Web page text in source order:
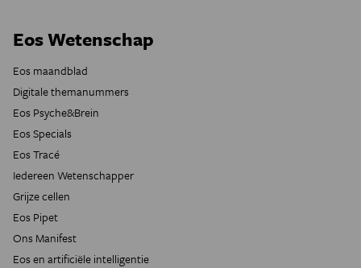
Eos Wetenschap
Eos maandblad
Digitale themanummers
Eos Psyche&Brein
Eos Specials
Eos Tracé
Iedereen Wetenschapper
Grijze cellen
Eos Pipet
Ons Manifest
Eos en artificiële intelligentie